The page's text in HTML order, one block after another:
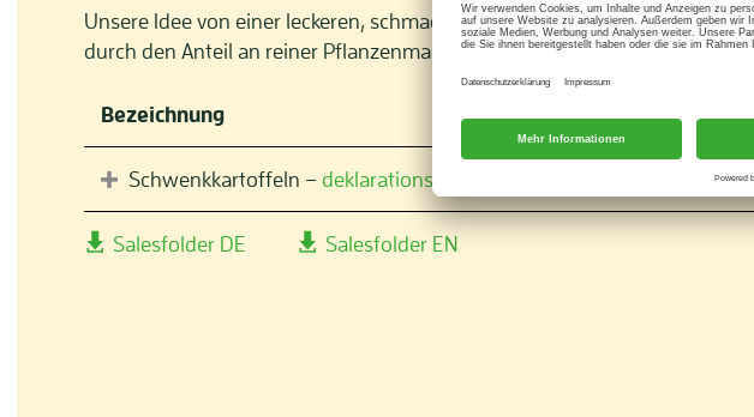
Unsere Idee von einer leckeren, schmackhaften Beilage: Die köstlichen,
durch den Anteil an reiner Pflanzenmagarine besonders aromatisch – und
Bezeichnung
Schwenkkartoffeln – deklarationsfrei
Salesfolder DE Salesfolder EN